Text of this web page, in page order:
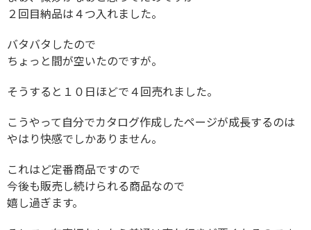
２回目納品は４つ入れました。
バタバタしたので
ちょっと間が空いたのですが。
そうすると１０日ほどで４回売れました。
こうやって自分でカタログ作成したページが成長するのは
やはり快感でしかありません。
これはど定番商品ですので
今後も販売し続けられる商品なので
嬉し過ぎます。